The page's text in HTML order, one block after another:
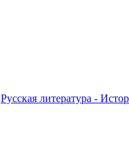
Русская литература -